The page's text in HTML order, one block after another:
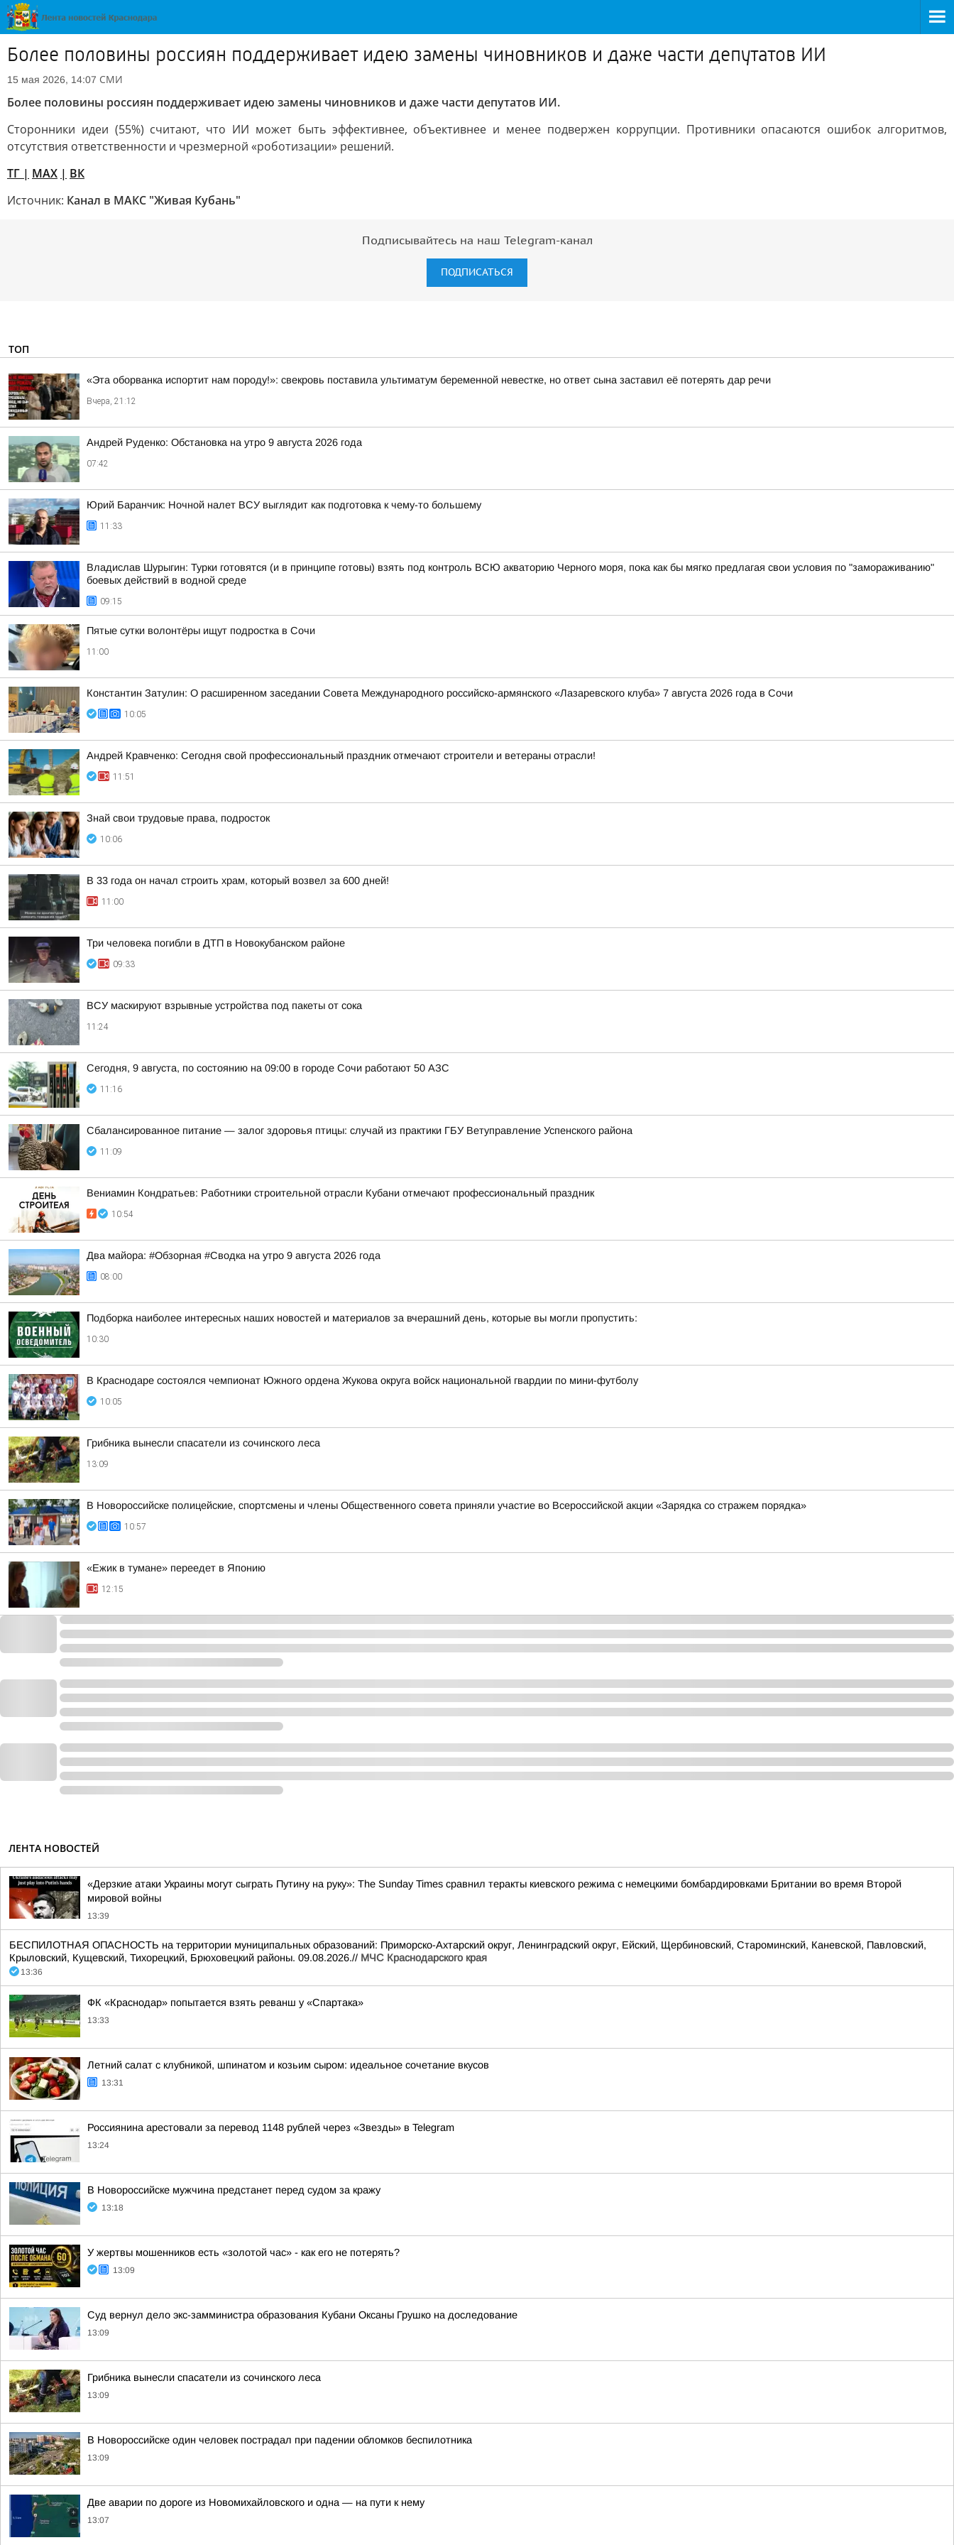
Более половины россиян поддерживает идею замены чиновников и даже части депутатов ИИ
15 мая 2026, 14:07 СМИ
Более половины россиян поддерживает идею замены чиновников и даже части депутатов ИИ.
Сторонники идеи (55%) считают, что ИИ может быть эффективнее, объективнее и менее подвержен коррупции. Противники опасаются ошибок алгоритмов,
отсутствия ответственности и чрезмерной «роботизации» решений.
TГ | MAX | ВК
Источник: Канал в МАКС "Живая Кубань"
Подписывайтесь на наш Telegram-канал
ПОДПИСАТЬСЯ
ТОП
«Эта оборванка испортит нам породу!»: свекровь поставила ультиматум беременной невестке, но ответ сына заставил её потерять дар речи
Вчера, 21:12
Андрей Руденко: Обстановка на утро 9 августа 2026 года
07:42
Юрий Баранчик: Ночной налет ВСУ выглядит как подготовка к чему-то большему
11:33
Владислав Шурыгин: Турки готовятся (и в принципе готовы) взять под контроль ВСЮ акваторию Черного моря, пока как бы мягко предлагая свои условия по "замораживанию"
боевых действий в водной среде
09:15
Пятые сутки волонтёры ищут подростка в Сочи
11:00
Константин Затулин: О расширенном заседании Совета Международного российско-армянского «Лазаревского клуба» 7 августа 2026 года в Сочи
10:05
Андрей Кравченко: Сегодня свой профессиональный праздник отмечают строители и ветераны отрасли!
11:51
Знай свои трудовые права, подросток
10:06
В 33 года он начал строить храм, который возвел за 600 дней!
11:00
Три человека погибли в ДТП в Новокубанском районе
09:33
ВСУ маскируют взрывные устройства под пакеты от сока
11:24
Сегодня, 9 августа, по состоянию на 09:00 в городе Сочи работают 50 АЗС
11:16
Сбалансированное питание — залог здоровья птицы: случай из практики ГБУ Ветуправление Успенского района
11:09
Вениамин Кондратьев: Работники строительной отрасли Кубани отмечают профессиональный праздник
10:54
Два майора: #Обзорная #Сводка на утро 9 августа 2026 года
08:00
Подборка наиболее интересных наших новостей и материалов за вчерашний день, которые вы могли пропустить:
10:30
В Краснодаре состоялся чемпионат Южного ордена Жукова округа войск национальной гвардии по мини-футболу
10:05
Грибника вынесли спасатели из сочинского леса
13:09
В Новороссийске полицейские, спортсмены и члены Общественного совета приняли участие во Всероссийской акции «Зарядка со стражем порядка»
10:57
«Ежик в тумане» переедет в Японию
12:15
ЛЕНТА НОВОСТЕЙ
«Дерзкие атаки Украины могут сыграть Путину на руку»: The Sunday Times сравнил теракты киевского режима с немецкими бомбардировками Британии во время Второй
мировой войны
13:39
БЕСПИЛОТНАЯ ОПАСНОСТЬ на территории муниципальных образований: Приморско-Ахтарский округ, Ленинградский округ, Ейский, Щербиновский, Староминский, Каневской, Павловский,
Крыловский, Кущевский, Тихорецкий, Брюховецкий районы. 09.08.2026.// МЧС Краснодарского края
13:36
ФК «Краснодар» попытается взять реванш у «Спартака»
13:33
Летний салат с клубникой, шпинатом и козьим сыром: идеальное сочетание вкусов
13:31
Россиянина арестовали за перевод 1148 рублей через «Звезды» в Telegram
13:24
В Новороссийске мужчина предстанет перед судом за кражу
13:18
У жертвы мошенников есть «золотой час» - как его не потерять?
13:09
Суд вернул дело экс-замминистра образования Кубани Оксаны Грушко на доследование
13:09
Грибника вынесли спасатели из сочинского леса
13:09
В Новороссийске один человек пострадал при падении обломков беспилотника
13:09
Две аварии по дороге из Новомихайловского и одна — на пути к нему
13:07